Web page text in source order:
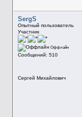
SergS
Опытный пользователь
Участник
Оффлайн
Сообщений: 510
Сергей Михайлович